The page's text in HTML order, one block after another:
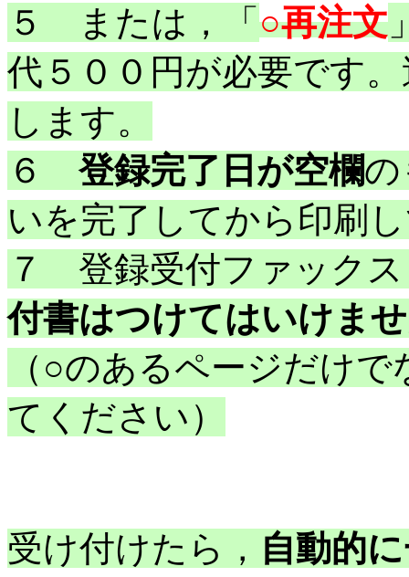
５ または，「 ○再注文
代５００円が必要です
します。
６登録完了日が空欄
いを完了してから印刷
７ 登録受付ファック
付書はつけてはいけま
（○のあるページだけ
てください）
受け付けたら， 自動的